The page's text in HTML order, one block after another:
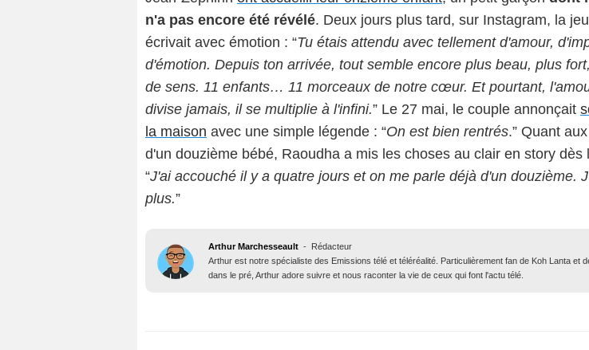
n'a pas encore été révélé. Deux jours plus tard, sur Instagram, la
écrivait avec émotion : “Tu étais attendu avec tellement d'amour,
d'émotion. Depuis ton arrivée, tout semble encore plus beau, plus
de sens. 11 enfants… 11 morceaux de notre cœur. Et pourtant,
divise jamais, il se multiplie à l'infini.” Le 27 mai, le couple annonçait
la maison avec une simple légende : “On est bien rentrés.” Quant
d'un douzième bébé, Raoudha a mis les choses au clair en story dès
“J'ai accouché il y a quatre jours et on me parle déjà d'un douzième.
plus.”
Arthur Marchesseault -
Rédacteur
Arthur est notre spécialiste des Emissions télé et téléréalité. Particulièrement fan de Koh Lanta et
dans le pré, Arthur adore suivre et nous raconter la vie de ceux qui font l'actu télé.